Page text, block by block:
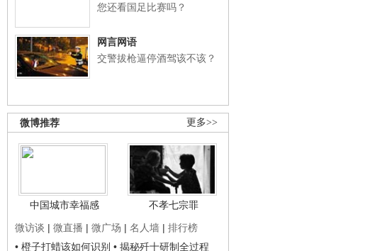
您还看国足比赛吗？
网言网语
交警拔枪逼停酒驾该不该？
更多>>
微博推荐
中国城市幸福感
不孝七宗罪
微访谈 | 微直播 | 微广场 | 名人墙 | 排行榜
• 橙子打蜡该如何识别 • 揭秘歼十研制全过程